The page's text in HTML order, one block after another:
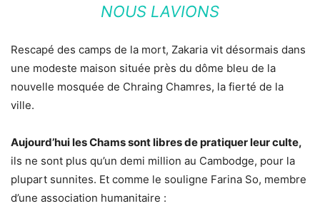
NOUS LAVIONS
Rescapé des camps de la mort, Zakaria vit désormais dans
une modeste maison située près du dôme bleu de la
nouvelle mosquée de Chraing Chamres, la fierté de la
ville.
Aujourd’hui les Chams sont libres de pratiquer leur culte,
ils ne sont plus qu’un demi million au Cambodge, pour la
plupart sunnites. Et comme le souligne Farina So, membre
d’une association humanitaire :